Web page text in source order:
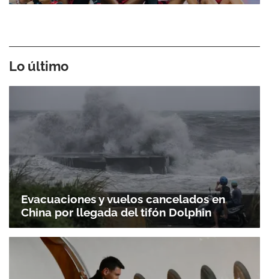
Lo último
Evacuaciones y vuelos cancelados en
China por llegada del tifón Dolphin